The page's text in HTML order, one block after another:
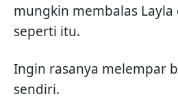
mungkin membalas Layla
seperti itu.
Ingin rasanya melempar
sendiri.